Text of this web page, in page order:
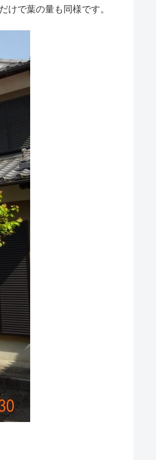
けで葉の量も同様です。